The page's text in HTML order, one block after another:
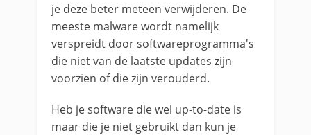
je deze beter meteen verwijderen. De
meeste malware wordt namelijk
verspreidt door softwareprogramma's
die niet van de laatste updates zijn
voorzien of die zijn verouderd.
Heb je software die wel up-to-date is
maar die je niet gebruikt dan kun je